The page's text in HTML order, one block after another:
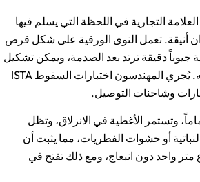
التجارية في اللحظة التي يسلم فيها
أنيقة. تعمل النوى الورقية على شكل قرص
جيوباً دقيقة ترتد بعد الصدمة، ويمكن تشكيل
حمالات اللب المقولبة حسب الطلب بتفاوت مليمتر، مما يثبت كل مكون في مكانه. يُجري المهندسون اختبارات السقوط ISTA
وتستمر الأغطية في الانزلاق، وتظل
أو حشوات الفطريات، مما يثبت أن
واحد دون انبعاج، ومع ذلك تفتح في